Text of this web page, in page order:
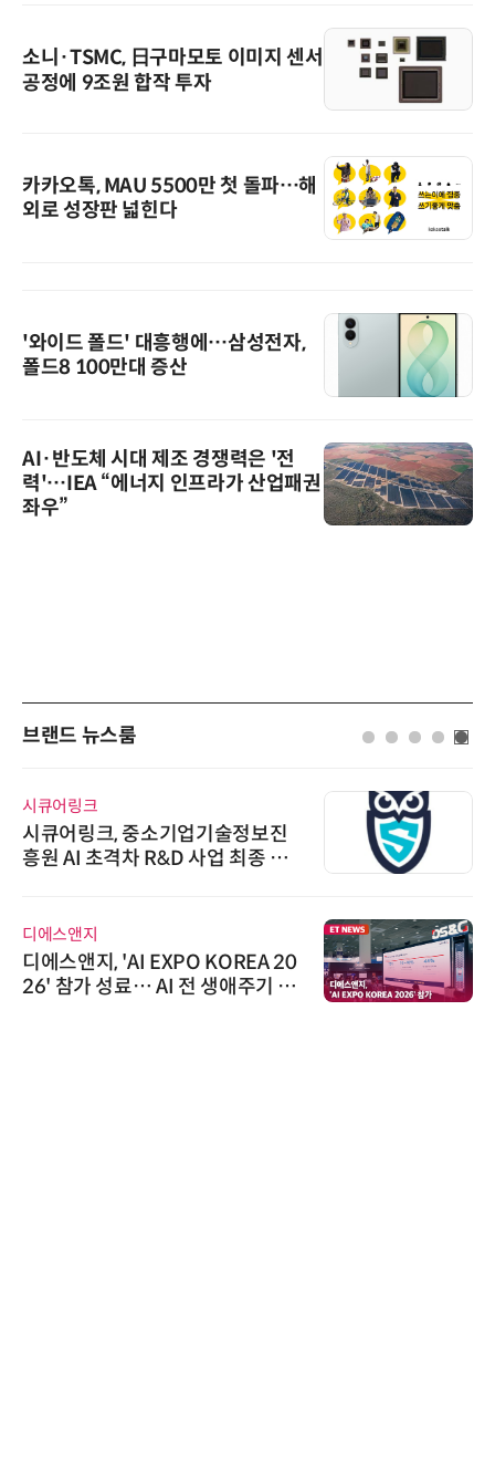
소니·TSMC, 日구마모토 이미지 센서
공정에 9조원 합작 투자
카카오톡, MAU 5500만 첫 돌파…해
외로 성장판 넓힌다
'와이드 폴드' 대흥행에…삼성전자,
폴드8 100만대 증산
AI·반도체 시대 제조 경쟁력은 '전
력'…IEA “에너지 인프라가 산업패권
좌우”
브랜드 뉴스룸
시큐어링크
시큐어링크, 중소기업기술정보진
흥원 AI 초격차 R&D 사업 최종 선
디에스앤지
디에스앤지, 'AI EXPO KOREA 20
26' 참가 성료… AI 전 생애주기 아